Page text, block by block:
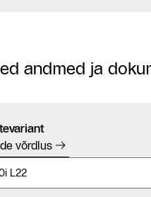
andmed ja
võrdlus